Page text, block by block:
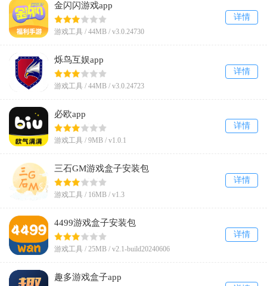
金闪闪游戏app
游戏工具 / 44MB / v3.0.24730
详情
烁鸟互娱app
游戏工具 / 44MB / v3.0.24723
详情
必欧app
游戏工具 / 9MB / v1.0.1
详情
三石GM游戏盒子安装包
游戏工具 / 16MB / v1.3
详情
4499游戏盒子安装包
游戏工具 / 25MB / v2.1-build20240606
详情
趣多游戏盒子app